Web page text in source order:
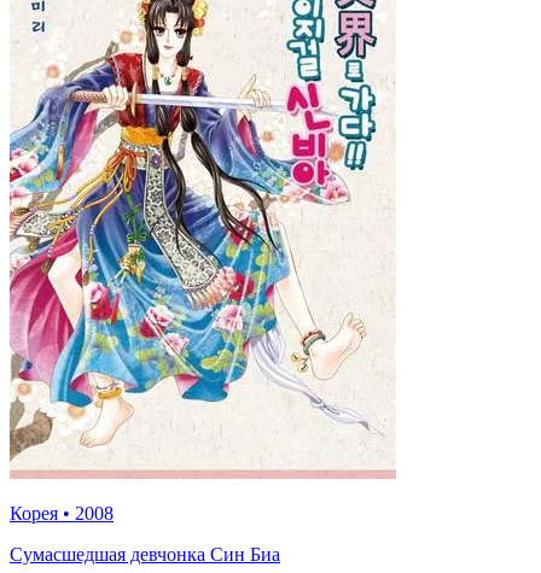
Корея • 2008
Сумасшедшая девчонка Син Биа